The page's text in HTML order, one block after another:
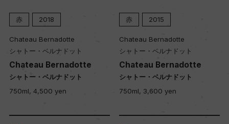
赤 2018
Chateau Bernadotte
シャトー・ベルナドット
Chateau Bernadotte
シャトー・ベルナドット
750ml, 4,500 yen
赤 2015
Chateau Bernadotte
シャトー・ベルナドット
Chateau Bernadotte
シャトー・ベルナドット
750ml, 3,600 yen